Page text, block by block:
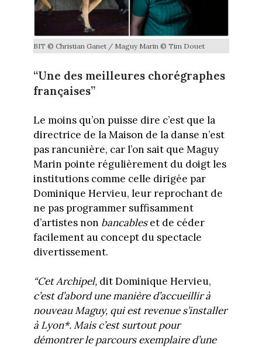
BIT © Christian Ganet / Maguy Marin © Tim Douet
“Une des meilleures chorégraphes
françaises”
Le moins qu’on puisse dire c’est que la
directrice de la Maison de la danse n’est
pas rancunière, car l’on sait que Maguy
Marin pointe régulièrement du doigt les
institutions comme celle dirigée par
Dominique Hervieu, leur reprochant de
ne pas programmer suffisamment
d’artistes non bancableset de céder
facilement au concept du spectacle
divertissement.
“Cet Archipel, dit Dominique Hervieu,
c’est d’abord une manière d’accueillir à
nouveau Maguy, qui est revenue s’installer
à Lyon*. Mais c’est surtout pour
démontrer le parcours exemplaire d’une